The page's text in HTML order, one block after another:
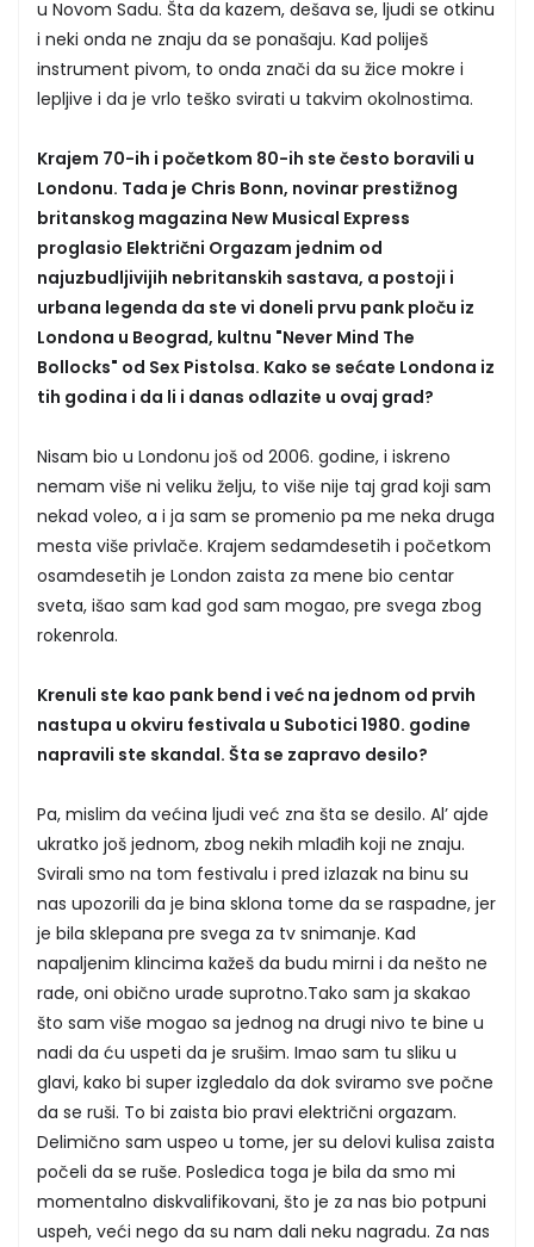
u Novom Sadu. Šta da kazem, dešava se, ljudi se otkinu
i neki onda ne znaju da se ponašaju. Kad poliješ
instrument pivom, to onda znači da su žice mokre i
lepljive i da je vrlo teško svirati u takvim okolnostima.
Krajem 70-ih i početkom 80-ih ste često boravili u
Londonu. Tada je Chris Bonn, novinar prestižnog
britanskog magazina New Musical Express
proglasio Električni Orgazam jednim od
najuzbudljivijih nebritanskih sastava, a postoji i
urbana legenda da ste vi doneli prvu pank ploču iz
Londona u Beograd, kultnu "Never Mind The
Bollocks" od Sex Pistolsa. Kako se sećate Londona iz
tih godina i da li i danas odlazite u ovaj grad?
Nisam bio u Londonu još od 2006. godine, i iskreno
nemam više ni veliku želju, to više nije taj grad koji sam
nekad voleo, a i ja sam se promenio pa me neka druga
mesta više privlače. Krajem sedamdesetih i početkom
osamdesetih je London zaista za mene bio centar
sveta, išao sam kad god sam mogao, pre svega zbog
rokenrola.
Krenuli ste kao pank bend i već na jednom od prvih
nastupa u okviru festivala u Subotici 1980. godine
napravili ste skandal. Šta se zapravo desilo?
Pa, mislim da većina ljudi već zna šta se desilo. Al’ ajde
ukratko još jednom, zbog nekih mlađih koji ne znaju.
Svirali smo na tom festivalu i pred izlazak na binu su
nas upozorili da je bina sklona tome da se raspadne, jer
je bila sklepana pre svega za tv snimanje. Kad
napaljenim klincima kažeš da budu mirni i da nešto ne
rade, oni obično urade suprotno.Tako sam ja skakao
što sam više mogao sa jednog na drugi nivo te bine u
nadi da ću uspeti da je srušim. Imao sam tu sliku u
glavi, kako bi super izgledalo da dok sviramo sve počne
da se ruši. To bi zaista bio pravi električni orgazam.
Delimično sam uspeo u tome, jer su delovi kulisa zaista
počeli da se ruše. Posledica toga je bila da smo mi
momentalno diskvalifikovani, što je za nas bio potpuni
uspeh, veći nego da su nam dali neku nagradu. Za nas